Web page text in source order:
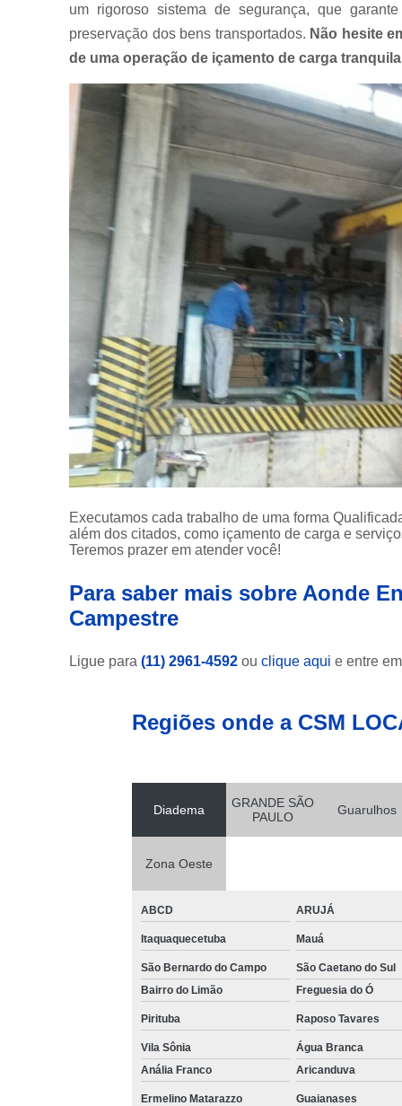
Munk para
locar
Transportes
caminhão
munck
Transportes
containers
Transportes
de
máquinas
um rigoroso sistema de segurança, que
preservação dos bens transportados. Não hesite
de uma operação de içamento de carga
Executamos cada trabalho de uma forma
além dos citados, como içamento de carga e
Teremos prazer em atender você!
Para saber mais sobre Aonde
Campestre
Ligue para(11) 2961-4592ouclique aqui e entre
Regiões onde a CSM
Diadema
GRANDE SÃO
PAULO
Guarulhos
Zona Oeste
ABCD ARUJÁ
Itaquaquecetuba Mauá
São Bernardo do Campo
São Caetano do Sul
Bairro do Limão
Freguesia do Ó
Pirituba Raposo Tavares
Vila Sônia
Água Branca
Anália Franco
Aricanduva
Ermelino Matarazzo Guaianases